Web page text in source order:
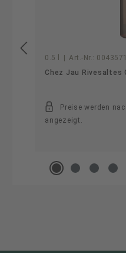
0.5 l Art.-Nr.:
Chez Jau Rivesaltes
Preise werden
angezeigt.